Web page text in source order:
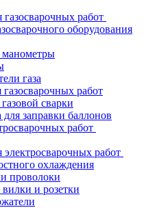
работ
оборудования
газа
работ
сварки
для заправки баллонов
работ
электросварочных работ
охлаждения
проволоки
и розетки